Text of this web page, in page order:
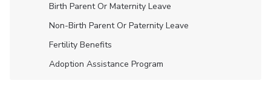
Birth Parent Or Maternity Leave
Non-Birth Parent Or Paternity Leave
Fertility Benefits
Adoption Assistance Program